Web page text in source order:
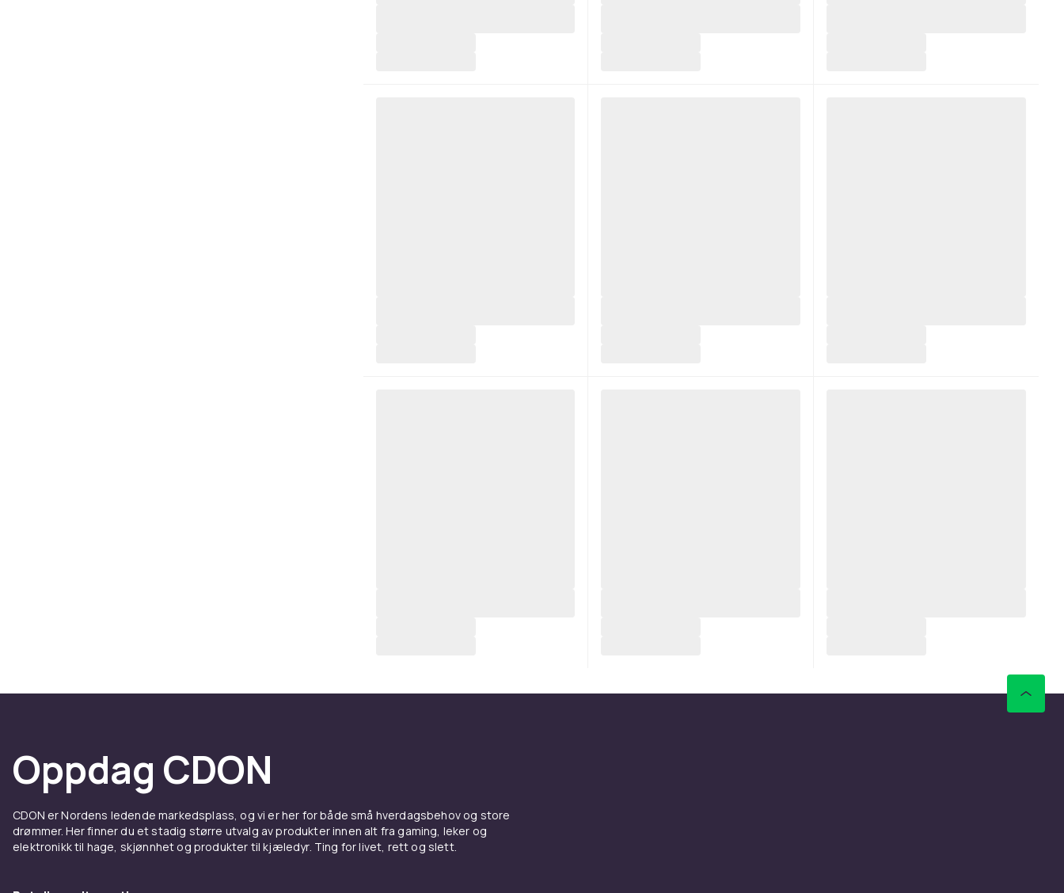
Oppdag CDON
CDON er Nordens ledende markedsplass, og vi er her for både små hverdagsbehov og store
drømmer. Her finner du et stadig større utvalg av produkter innen alt fra gaming, leker og
elektronikk til hage, skjønnhet og produkter til kjæledyr. Ting for livet, rett og slett.